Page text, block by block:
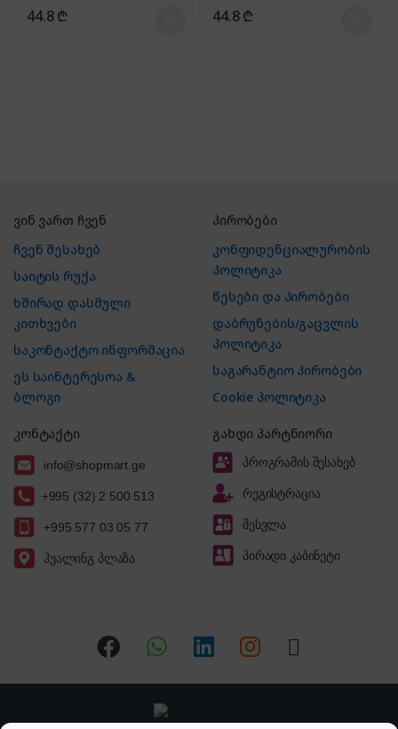
44.8₾ 44.8₾
ვინ ვართ ჩვენ
ჩვენ შესახებ
საიტის რუქა
ხშირად დასმული
კითხვები
საკონტაქტო ინფორმაცია
ეს საინტერესოა &
ბლოგი
პირობები
კონფიდენციალურობის
პოლიტიკა
წესები და პირობები
დაბრუნების/გაცვლის
პოლიტიკა
საგარანტიო პირობები
Cookie პოლიტიკა
კონტაქტი
info@shopmart.ge
+995 (32) 2 500 513
+995 577 03 05 77
ჰუალინგ პლაზა
გახდი პარტნიორი
პროგრამის შესახებ
რეგისტრაცია
შესვლა
პირადი კაბინეტი